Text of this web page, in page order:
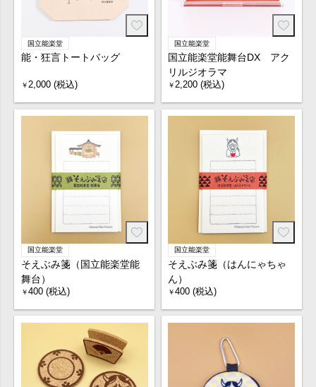
国立能楽堂
能・狂言トートバッグ
￥2,000 (税込)
国立能楽堂
国立能楽堂能舞台DX アク
リルジオラマ
￥ 2,200 (税込)
国立能楽堂
そえぶみ箋（国立能楽堂能
舞台）
￥400 (税込)
国立能楽堂
そえぶみ箋（はんにゃちゃ
ん）
￥400 (税込)